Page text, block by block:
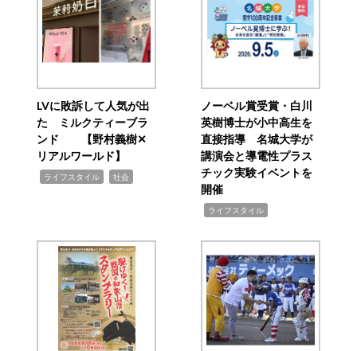
LVに敗訴して人気が出
た ミルクティーブラ
ンド 【野村義樹✕
リアルワールド】
ライフスタイル 社会
ノーベル賞受賞・白川
英樹博士が小中高生を
直接指導 名城大学が
講演会と導電性プラス
チック実験イベントを
開催
ライフスタイル